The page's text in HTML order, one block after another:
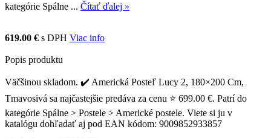
kategórie Spálne ... Čítať ďalej »
619.00 € s DPH Viac info
Popis produktu
Väčšinou skladom. ✔️ Americká Posteľ Lucy 2, 180×200 Cm,
Tmavosivá sa najčastejšie predáva za cenu ⭐ 699.00 €. Patrí do
kategórie Spálne > Postele > Americké postele. Viete si ju v
katalógu dohľadať aj pod EAN kódom: 9009852933857